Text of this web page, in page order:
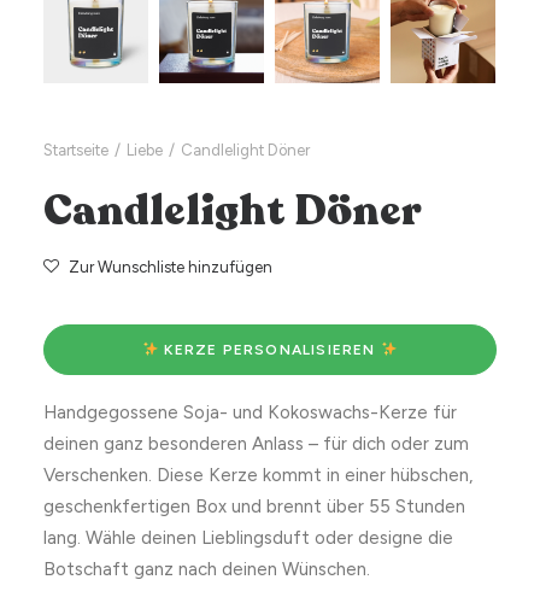
Startseite Liebe Candlelight Döner
Candlelight Döner
Zur Wunschliste hinzufügen
KERZE PERSONALISIEREN
Handgegossene Soja- und Kokoswachs-Kerze für
deinen ganz besonderen Anlass – für dich oder zum
Verschenken. Diese Kerze kommt in einer hübschen,
geschenkfertigen Box und brennt über 55 Stunden
lang. Wähle deinen Lieblingsduft oder designe die
Botschaft ganz nach deinen Wünschen.